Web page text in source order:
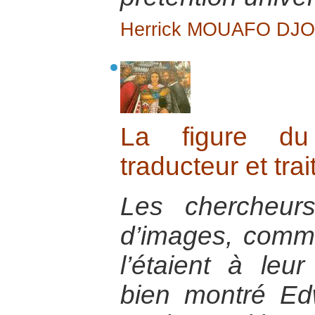
Herrick MOUAFO
La figure du
traducteur et
Les
d’images,
l’étaient à
bien montré